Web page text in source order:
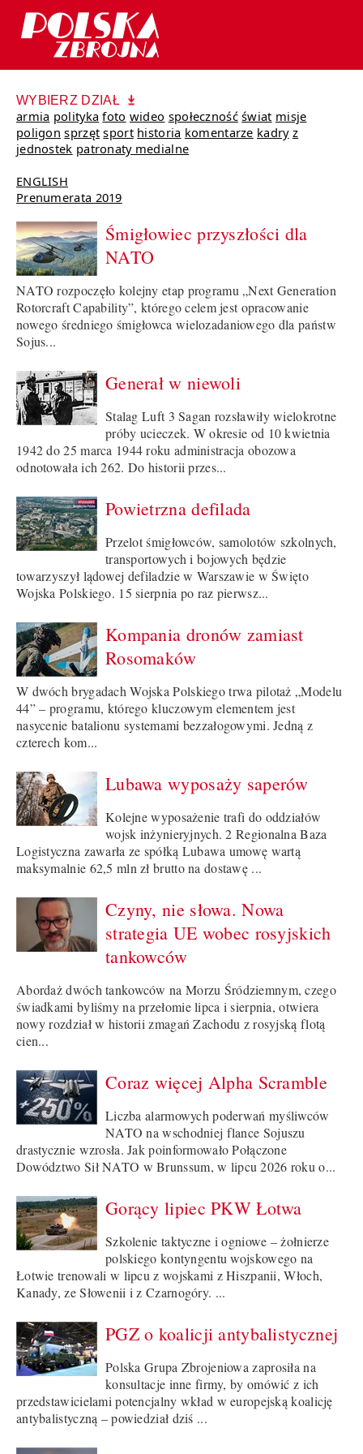
WYBIERZ DZIAŁ
armia polityka foto wideo społeczność świat misje
poligon sprzęt sport historia komentarze kadry z
jednostek patronaty medialne
ENGLISH
Prenumerata 2019
Śmigłowiec przyszłości dla
NATO
NATO rozpoczęło kolejny etap programu „Next Generation
Rotorcraft Capability”, którego celem jest opracowanie
nowego średniego śmigłowca wielozadaniowego dla państw
Sojus...
Generał w niewoli
Stalag Luft 3 Sagan rozsławiły wielokrotne
próby ucieczek. W okresie od 10 kwietnia
1942 do 25 marca 1944 roku administracja obozowa
odnotowała ich 262. Do historii przes...
Powietrzna defilada
Przelot śmigłowców, samolotów szkolnych,
transportowych i bojowych będzie
towarzyszył lądowej defiladzie w Warszawie w Święto
Wojska Polskiego. 15 sierpnia po raz pierwsz...
Kompania dronów zamiast
Rosomaków
W dwóch brygadach Wojska Polskiego trwa pilotaż „Modelu
44” – programu, którego kluczowym elementem jest
nasycenie batalionu systemami bezzałogowymi. Jedną z
czterech kom...
Lubawa wyposaży saperów
Kolejne wyposażenie trafi do oddziałów
wojsk inżynieryjnych. 2 Regionalna Baza
Logistyczna zawarła ze spółką Lubawa umowę wartą
maksymalnie 62,5 mln zł brutto na dostawę ...
Czyny, nie słowa. Nowa
strategia UE wobec rosyjskich
tankowców
Abordaż dwóch tankowców na Morzu Śródziemnym, czego
świadkami byliśmy na przełomie lipca i sierpnia, otwiera
nowy rozdział w historii zmagań Zachodu z rosyjską flotą
cien...
Coraz więcej Alpha Scramble
Liczba alarmowych poderwań myśliwców
NATO na wschodniej flance Sojuszu
drastycznie wzrosła. Jak poinformowało Połączone
Dowództwo Sił NATO w Brunssum, w lipcu 2026 roku o...
Gorący lipiec PKW Łotwa
Szkolenie taktyczne i ogniowe – żołnierze
polskiego kontyngentu wojskowego na
Łotwie trenowali w lipcu z wojskami z Hiszpanii, Włoch,
Kanady, ze Słowenii i z Czarnogóry. ...
PGZ o koalicji antybalistycznej
Polska Grupa Zbrojeniowa zaprosiła na
konsultacje inne firmy, by omówić z ich
przedstawicielami potencjalny wkład w europejską koalicję
antybalistyczną – powiedział dziś ...